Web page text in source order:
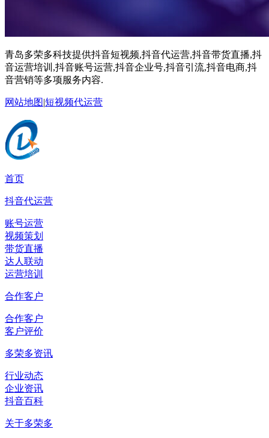
青岛多荣多科技提供抖音短视频,抖音代运营,抖音带货直播,抖
音运营培训,抖音账号运营,抖音企业号,抖音引流,抖音电商,抖
音营销等多项服务内容.
网站地图|短视频代运营
首页
抖音代运营
账号运营
视频策划
带货直播
达人联动
运营培训
合作客户
合作客户
客户评价
多荣多资讯
行业动态
企业资讯
抖音百科
关于多荣多